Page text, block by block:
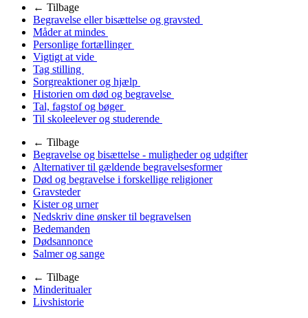
← Tilbage
Begravelse eller bisættelse og gravsted
Måder at mindes
Personlige fortællinger
Vigtigt at vide
Tag stilling
Sorgreaktioner og hjælp
Historien om død og begravelse
Tal, fagstof og bøger
Til skoleelever og studerende
← Tilbage
Begravelse og bisættelse - muligheder og udgifter
Alternativer til gældende begravelsesformer
Død og begravelse i forskellige religioner
Gravsteder
Kister og urner
Nedskriv dine ønsker til begravelsen
Bedemanden
Dødsannonce
Salmer og sange
← Tilbage
Minderitualer
Livshistorie